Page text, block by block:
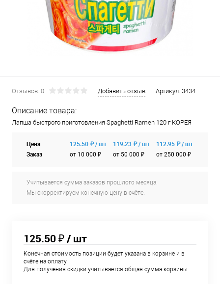
Отзывов: 0 Добавить отзыв Артикул: 3434
Описание товара:
Лапша быстрого приготовления Spaghetti Ramen 120 г КОРЕЯ
Цена
Заказ
125.50 ₽ / шт
от 10 000 ₽
119.23 ₽ / шт
от 50 000 ₽
112.95 ₽ / шт
от 250 000 ₽
Учитывается сумма заказов прошлого месяца.
Мы скорректируем конечную цену в счёте.
125.50 ₽/ шт
Конечная стоимость позиции будет указана в корзине и в
счёте на оплату.
Для получения скидки учитывается общая сумма корзины.